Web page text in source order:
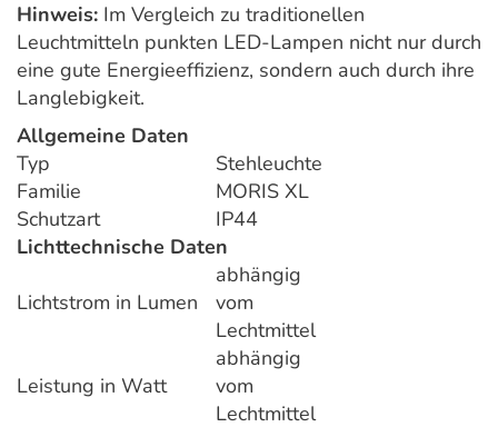
Hinweis: Im Vergleich zu traditionellen
Leuchtmitteln punkten LED-Lampen nicht nur durch
eine gute Energieeffizienz, sondern auch durch ihre
Langlebigkeit.
Allgemeine Daten
Typ
Stehleuchte
Familie
MORIS XL
Schutzart
IP44
Lichttechnische Daten
Lichtstrom in Lumen
abhängig
vom
Lechtmittel
Leistung in Watt
abhängig
vom
Lechtmittel